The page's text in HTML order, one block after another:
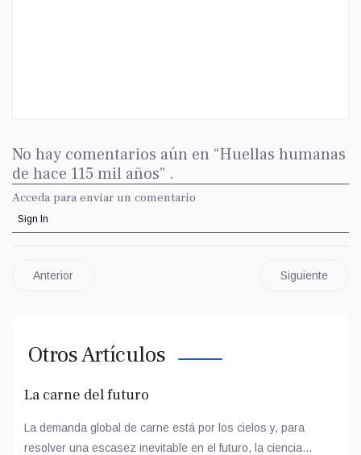
No hay comentarios aún en “Huellas humanas
de hace 115 mil años” .
Acceda para enviar un comentario
Sign In
Anterior Siguiente
Otros Artículos
La carne del futuro
La demanda global de carne está por los cielos y, para
resolver una escasez inevitable en el futuro, la ciencia...